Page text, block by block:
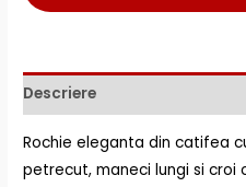
Descriere
Rochie eleganta din catifea
petrecut, maneci lungi si